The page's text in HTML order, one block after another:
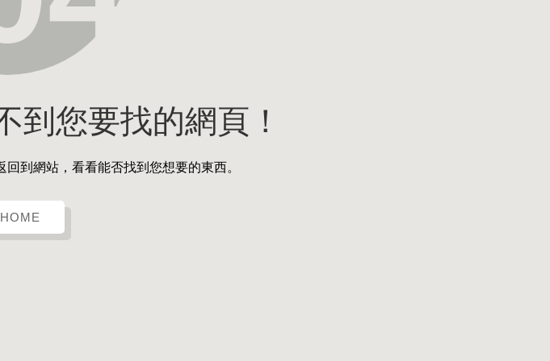
到您要找的網頁！
到網站，看看能否找到您想要的東西。